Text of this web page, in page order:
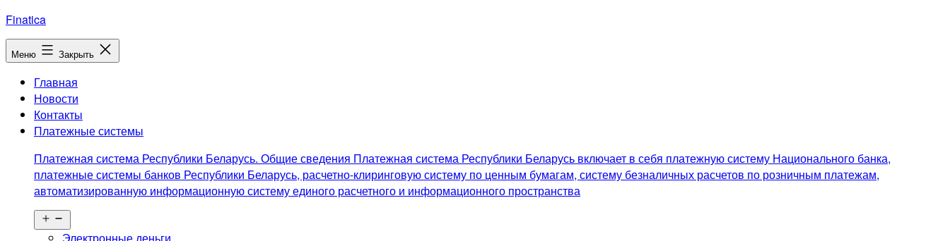
Перейти
к
содержимому
Finatica
Меню Закрыть
Главная
Новости
Контакты
Платежные системы
Платежная система Республики Беларусь. Общие сведения Платежная система Республики Беларусь включает в себя платежную систему Национального банка,
платежные системы банков Республики Беларусь, расчетно-клиринговую систему по ценным бумагам, систему безналичных расчетов по розничным платежам,
автоматизированную информационную систему единого расчетного и информационного пространства
меню